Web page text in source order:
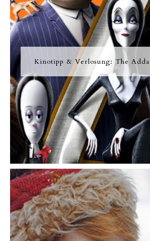
Kinotipp & Verlosung: The